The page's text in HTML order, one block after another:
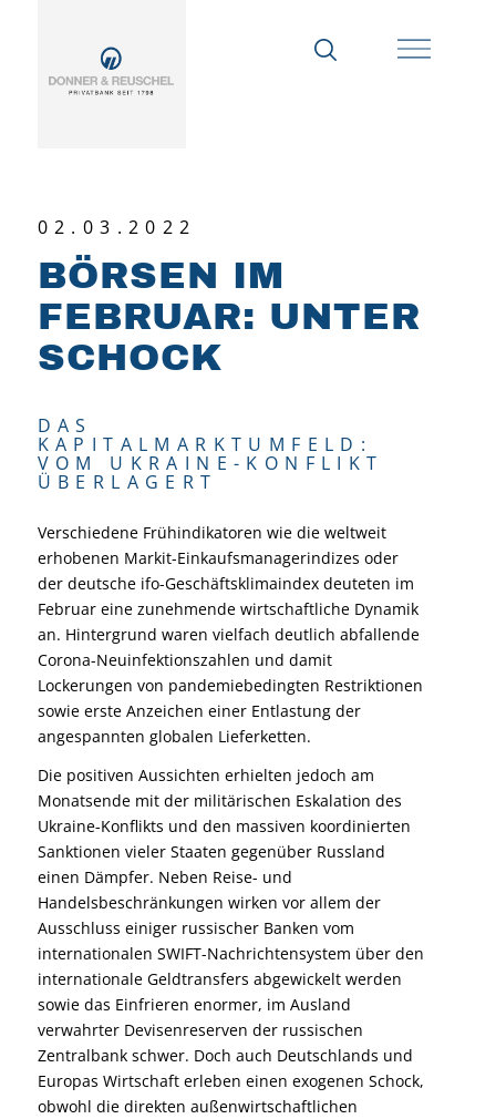
02.03.2022
BÖRSEN IM
FEBRUAR: UNTER
SCHOCK
DAS
KAPITALMARKTUMFELD:
VOM UKRAINE-KONFLIKT
ÜBERLAGERT
Verschiedene Frühindikatoren wie die weltweit
erhobenen Markit-Einkaufsmanagerindizes oder
der deutsche ifo-Geschäftsklimaindex deuteten im
Februar eine zunehmende wirtschaftliche Dynamik
an. Hintergrund waren vielfach deutlich abfallende
Corona-Neuinfektionszahlen und damit
Lockerungen von pandemiebedingten Restriktionen
sowie erste Anzeichen einer Entlastung der
angespannten globalen Lieferketten.
Die positiven Aussichten erhielten jedoch am
Monatsende mit der militärischen Eskalation des
Ukraine-Konflikts und den massiven koordinierten
Sanktionen vieler Staaten gegenüber Russland
einen Dämpfer. Neben Reise- und
Handelsbeschränkungen wirken vor allem der
Ausschluss einiger russischer Banken vom
internationalen SWIFT-Nachrichtensystem über den
internationale Geldtransfers abgewickelt werden
sowie das Einfrieren enormer, im Ausland
verwahrter Devisenreserven der russischen
Zentralbank schwer. Doch auch Deutschlands und
Europas Wirtschaft erleben einen exogenen Schock,
obwohl die direkten außenwirtschaftlichen